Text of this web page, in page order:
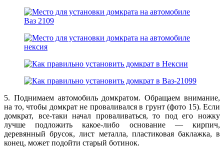
5. Поднимаем автомобиль домкратом. Обращаем внимание,
на то, чтобы домкрат не проваливался в грунт (фото 15). Если
домкрат, все-таки начал проваливаться, то под его ножку
лучше подложить какое-либо основание — кирпич,
деревянный брусок, лист металла, пластиковая баклажка, в
конец, может подойти старый ботинок.